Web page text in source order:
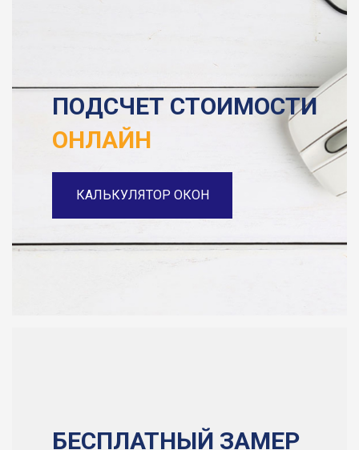
ПОДСЧЕТ СТОИМОСТИ
ОНЛАЙН
КАЛЬКУЛЯТОР ОКОН
БЕСПЛАТНЫЙ ЗАМЕР